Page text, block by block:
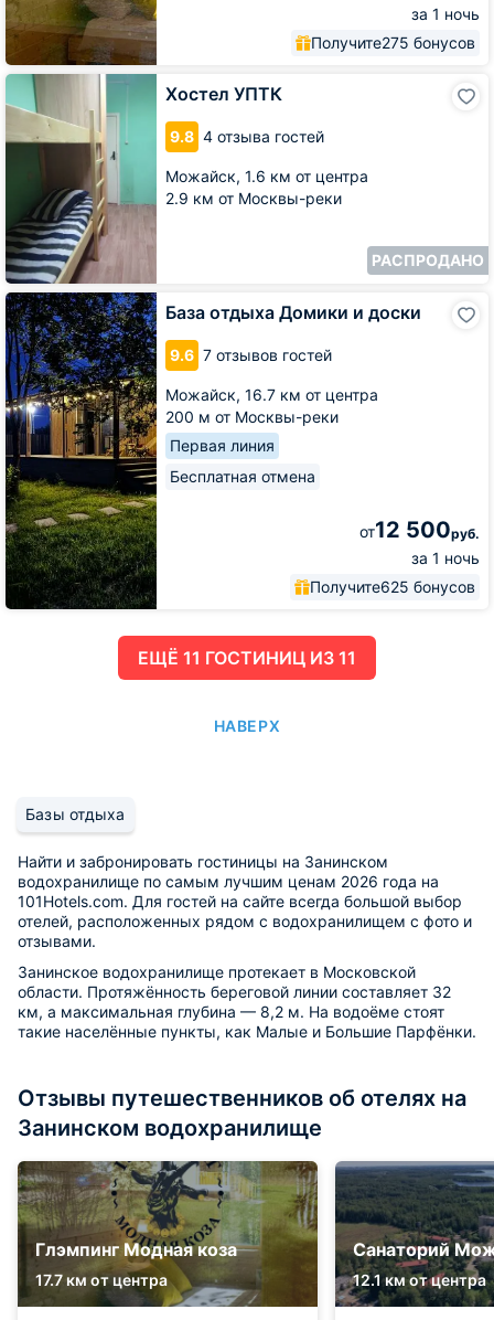
за 1 ночь
Получите275 бонусов
Хостел УПТК
9.8 4 отзыва гостей
Можайск, 1.6 км от центра
2.9 км от Москвы-реки
РАСПРОДАНО
Хостел
УПТК
База отдыха Домики и доски
9.6 7 отзывов гостей
Можайск, 16.7 км от центра
200 м от Москвы-реки
Первая линия
Бесплатная отмена
от12 500руб.
за 1 ночь
Получите625 бонусов
База
отдыха
Домики
и
доски
ЕЩË 11 ГОСТИНИЦ ИЗ 11
НАВЕРХ
Базы отдыха
Найти и забронировать гостиницы на Занинском
водохранилище по самым лучшим ценам 2026 года на
101Hotels.com. Для гостей на сайте всегда большой выбор
отелей, расположенных рядом с водохранилищем с фото и
отзывами.
Занинское водохранилище протекает в Московской
области. Протяжённость береговой линии составляет 32
км, а максимальная глубина — 8,2 м. На водоёме стоят
такие населённые пункты, как Малые и Большие Парфёнки.
Отзывы путешественников об отелях на
Занинском водохранилище
Глэмпинг Модная коза
17.7 км от центра
Санаторий
12.1 км от центра